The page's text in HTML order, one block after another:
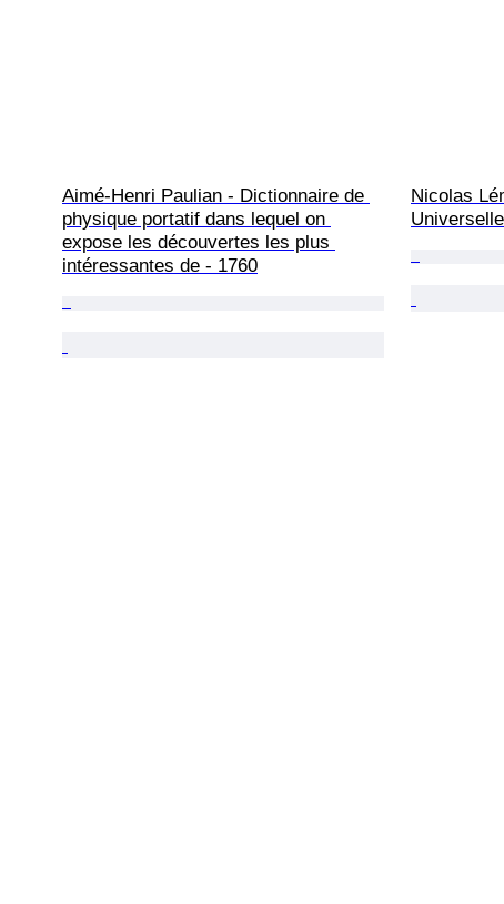
Aimé-Henri Paulian - Dictionnaire de
physique portatif dans lequel on
expose les découvertes les plus
intéressantes de - 1760
Nicolas